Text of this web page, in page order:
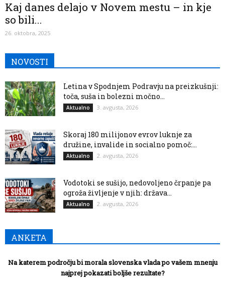
Kaj danes delajo v Novem mestu – in kje
so bili...
26. oktobra, 2025
NOVOSTI
Letina v Spodnjem Podravju na preizkušnji:
toča, suša in bolezni močno...
Aktualno 3. avgusta, 2026
Skoraj 180 milijonov evrov luknje za
družine, invalide in socialno pomoč:...
Aktualno 2. avgusta, 2026
Vodotoki se sušijo, nedovoljeno črpanje pa
ogroža življenje v njih: država...
Aktualno 2. avgusta, 2026
ANKETA
Na katerem področju bi morala slovenska vlada po vašem mnenju
najprej pokazati boljše rezultate?